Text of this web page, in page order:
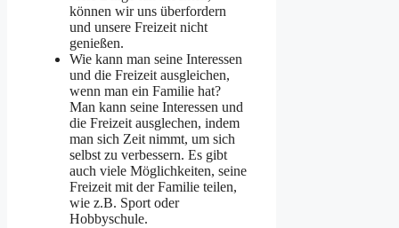
können wir uns überfordern
und unsere Freizeit nicht
genießen.
Wie kann man seine Interessen
und die Freizeit ausgleichen,
wenn man ein Familie hat?
Man kann seine Interessen und
die Freizeit ausglechen, indem
man sich Zeit nimmt, um sich
selbst zu verbessern. Es gibt
auch viele Möglichkeiten, seine
Freizeit mit der Familie teilen,
wie z.B. Sport oder
Hobbyschule.